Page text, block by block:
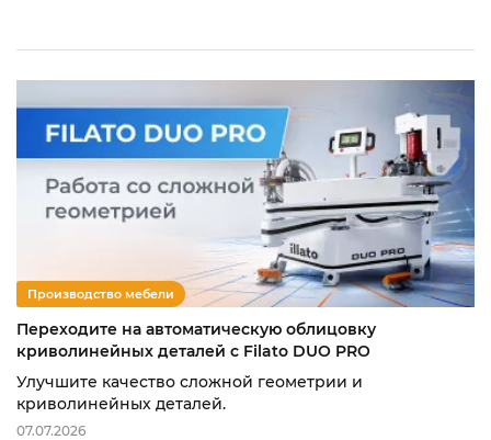
Производство мебели
Переходите на автоматическую облицовку
криволинейных деталей с Filato DUO PRO
Улучшите качество сложной геометрии и
криволинейных деталей.
07.07.2026